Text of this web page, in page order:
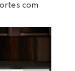
com